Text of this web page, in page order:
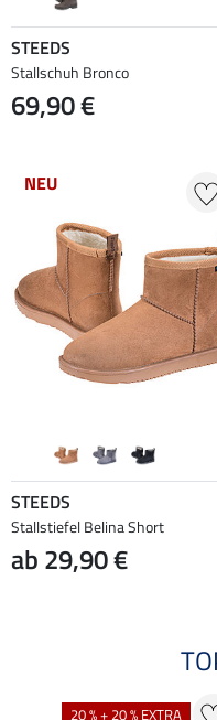
STEEDS
Stallschuh Bronco
69,90 €
NEU
STEEDS
Stallstiefel Belina Short
ab 29,90 €
20 % + 20 % EXTRA